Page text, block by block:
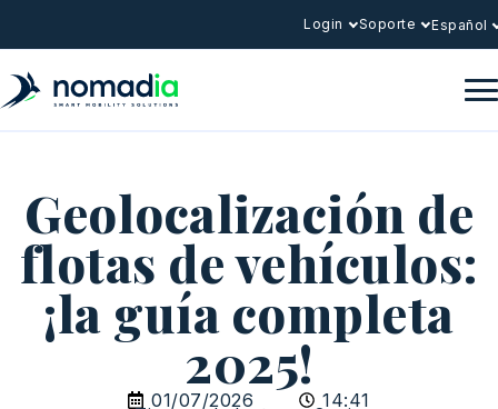
Login Soporte Español
Geolocalización de
flotas de vehículos:
¡la guía completa
2025!
01/07/2026 14:41